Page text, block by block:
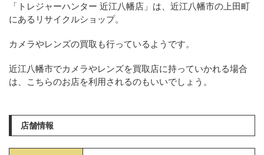
「トレジャーハンター 近江八幡店」は、近江八幡市の上田町
にあるリサイクルショップ。
カメラやレンズの買取も行っているようです。
近江八幡市でカメラやレンズを買取店に持っていかれる場合
は、こちらのお店を利用されるのもいいでしょう。
店舗情報